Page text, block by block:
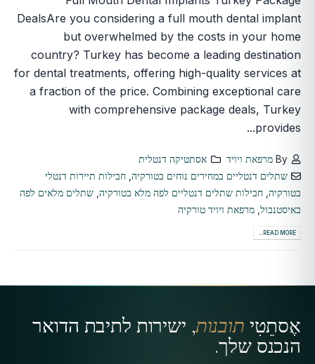
DealsAre you considering a full mouth dental implant
but overwhelmed by the costs in your home
country? Turkey has become a leading destination
for dental treatments, offering high-quality services at
a fraction of the price. Combining exceptional care
with comprehensive package deals, Turkey
provides...
By מרפאת ויויד
אסתטיקה דנטלית
שתלים דנטליים במחירים נוחים בטורקיה ,חבילות תיירות דנטלי
בטורקיה חבילות שתלים דנטליים לפה מלא בטורקיה שתלים מלאים לפה
באיסטנבול מרפאת ויויד טורקיה
READ MORE...
אֶסתֵטִי תובנות, ישירות לתיבת הדואר
הנכנס שלך.